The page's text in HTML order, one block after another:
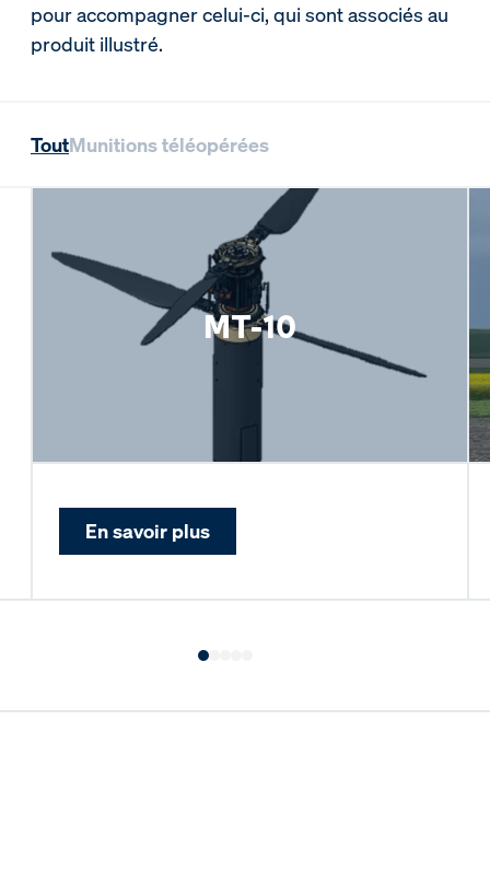
pour accompagner celui-ci, qui sont associés au
produit illustré.
ToutMunitions téléopérées
MT-10
En savoir plus